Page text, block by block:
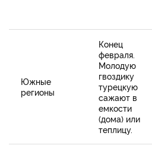
Южные
регионы
Конец
февраля.
Молодую
гвоздику
турецкую
сажают в
емкости
(дома) или
теплицу.